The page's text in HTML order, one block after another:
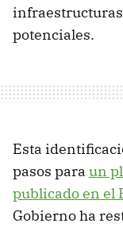
potenciales.
Esta
pasos para un
publicado en el
Gobierno ha